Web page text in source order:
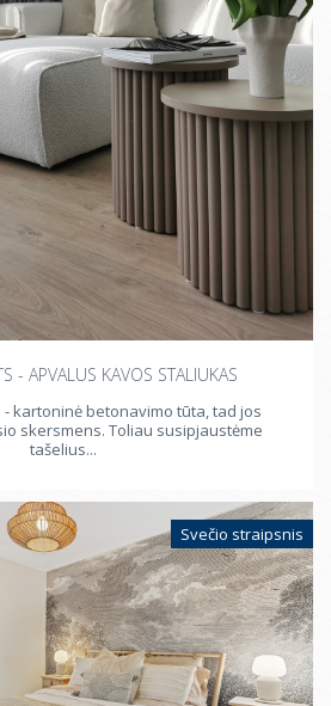
- APVALUS KAVOS STALIUKAS
kartoninė betonavimo tūta, tad jos
skersmens. Toliau susipjaustėme
tašelius...
Svečio straipsnis